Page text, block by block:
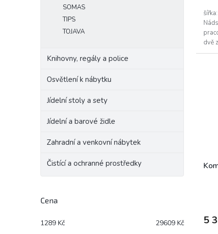
SOMAS
TIPS
TOJAVA
Knihovny, regály a police
Osvětlení k nábytku
Jídelní stoly a sety
Jídelní a barové židle
Zahradní a venkovní nábytek
Čistící a ochranné prostředky
Cena
1289 Kč 29609 Kč
dvě
5